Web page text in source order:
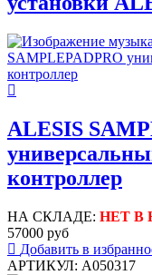
ALESIS
контроллер
НА СКЛАДЕ: НЕТ В
57000 руб
Добавить в
АРТИКУЛ: A050317